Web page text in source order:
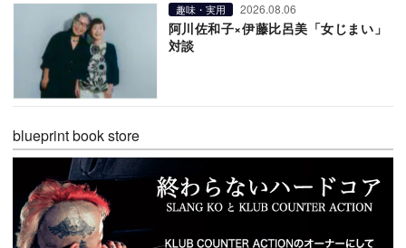
趣味・実用 2026.08.06
阿川佐和子×伊藤比呂美「女じまい」
対談
blueprint book store